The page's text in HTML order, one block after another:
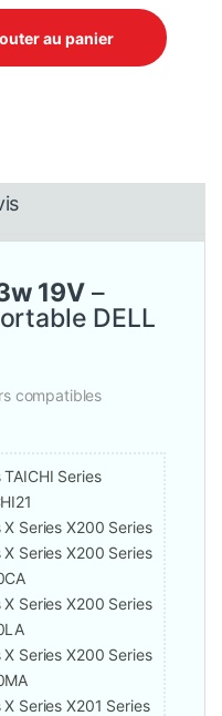
portable DELL -
au panier
19V –
DELL
compatibles
TAICHI Series
X Series X200 Series
X Series X200 Series
X Series X200 Series
X Series X200 Series
X Series X201 Series